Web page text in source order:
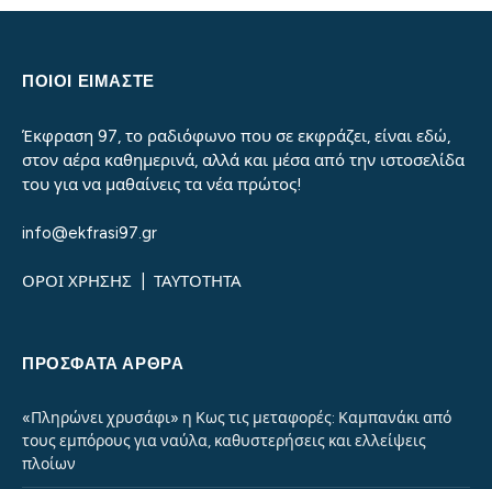
ΠΟΙΟΙ ΕΙΜΑΣΤΕ
Έκφραση 97, το ραδιόφωνο που σε εκφράζει, είναι εδώ,
στον αέρα καθημερινά, αλλά και μέσα από την ιστοσελίδα
του για να μαθαίνεις τα νέα πρώτος!
info@ekfrasi97.gr
ΟΡΟΙ ΧΡΗΣΗΣ ΤΑΥΤΟΤΗΤΑ
ΠΡΌΣΦΑΤΑ ΆΡΘΡΑ
«Πληρώνει χρυσάφι» η Κως τις μεταφορές: Καμπανάκι από
τους εμπόρους για ναύλα, καθυστερήσεις και ελλείψεις
πλοίων